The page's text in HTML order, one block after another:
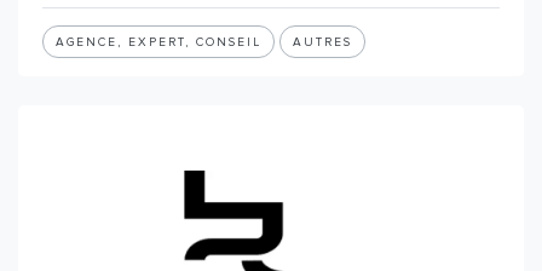
AGENCE, EXPERT, CONSEIL AUTRES